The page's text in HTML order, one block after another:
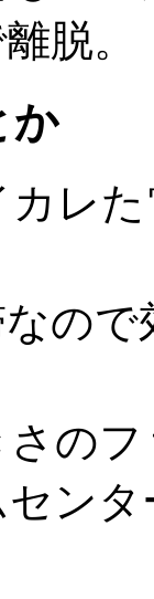
脱。
か
レ
の
の
ン